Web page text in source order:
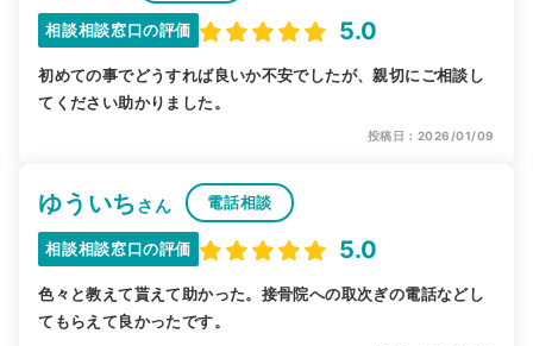
相談相談窓口の評価 5.0
初めての事でどうすれば良いか不安でしたが、親切にご相談し
てください助かりました。
投稿日：2026/01/09
ゆういちさん 電話相談
相談相談窓口の評価 5.0
色々と教えて貰えて助かった。接骨院への取次ぎの電話などし
てもらえて良かったです。